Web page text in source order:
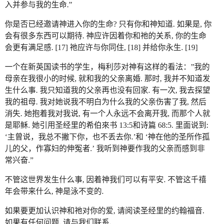
入并参与我的生命.”
你是否已经邀请神进入你的生命? 只有你和神知道. 如果是, 你
会有很多东西可以期待. 神应许因着你和祂的关系, 你的生命
会更有满足感. [17] 祂应许与你同住, [18] 并给你永生. [19]
一个在新英国读书的学生，梅利莎对神有这样的看法：”我的
母亲在我很小的时候, 就和我的父亲离婚. 那时, 我并不知道发
生什么事. 我只知道我的父亲再也没有回家. 有一次, 我去探望
我的祖母. 我对她说我不明白为什么我的父亲伤害了我, 然后
消失. 她抱着我对我说, 有一个人永远不会离开我, 而那个人就
是耶稣. 她引用圣经里的希伯來书 13:5和诗篇 68:5. 里面说到:
‘主曾说，我总不撇下你，也不丢去你.’和 ‘神在他的圣所作孤
儿的父，作寡妇的伸冤者.’ 我听到神要作我的父亲而感到非
常兴奋.”
不管这世界发生什么事, 因着神我们可以有平安. 不管这千禧
年会带来什么, 神是泳不变的.
如果要更加认识神和祂对你的爱, 请阅读圣经里的约翰福音.